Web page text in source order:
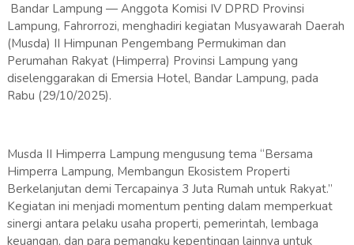
Bandar Lampung — Anggota Komisi IV DPRD Provinsi
Lampung, Fahrorrozi, menghadiri kegiatan Musyawarah Daerah
(Musda) II Himpunan Pengembang Permukiman dan
Perumahan Rakyat (Himperra) Provinsi Lampung yang
diselenggarakan di Emersia Hotel, Bandar Lampung, pada
Rabu (29/10/2025).
Musda II Himperra Lampung mengusung tema “Bersama
Himperra Lampung, Membangun Ekosistem Properti
Berkelanjutan demi Tercapainya 3 Juta Rumah untuk Rakyat.”
Kegiatan ini menjadi momentum penting dalam memperkuat
sinergi antara pelaku usaha properti, pemerintah, lembaga
keuangan, dan para pemangku kepentingan lainnya untuk